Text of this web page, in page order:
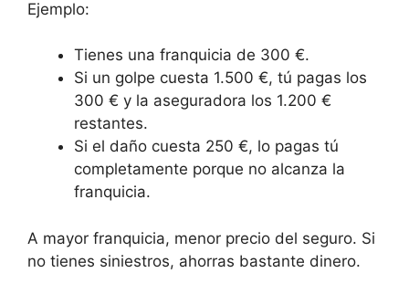
Ejemplo:
Tienes una franquicia de 300 €.
Si un golpe cuesta 1.500 €, tú pagas los
300 € y la aseguradora los 1.200 €
restantes.
Si el daño cuesta 250 €, lo pagas tú
completamente porque no alcanza la
franquicia.
A mayor franquicia, menor precio del seguro. Si
no tienes siniestros, ahorras bastante dinero.